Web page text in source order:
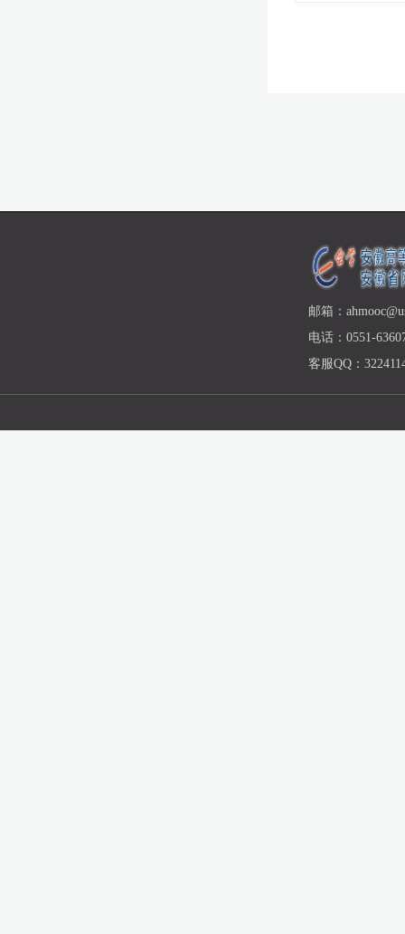
邮箱：
电话：0551-
客服QQ：